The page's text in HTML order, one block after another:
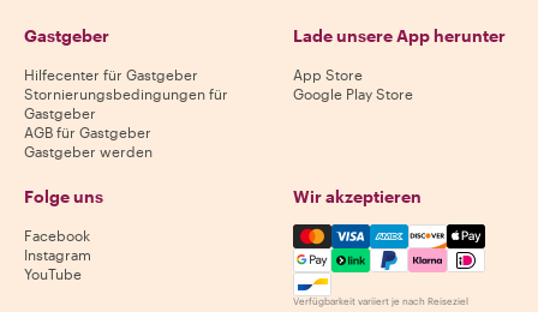
Gastgeber
Hilfecenter für Gastgeber
Stornierungsbedingungen für
Gastgeber
AGB für Gastgeber
Gastgeber werden
Lade unsere App herunter
App Store
Google Play Store
Folge uns
Facebook
Instagram
YouTube
Wir akzeptieren
Mastercard, Visa, Amex,
Verfügbarkeit variiert je nach Reiseziel